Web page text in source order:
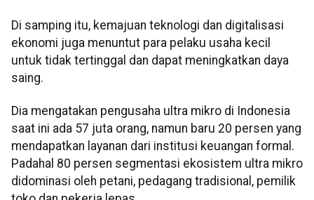
Di samping itu, kemajuan teknologi dan digitalisasi
ekonomi juga menuntut para pelaku usaha kecil
untuk tidak tertinggal dan dapat meningkatkan daya
saing.
Dia mengatakan pengusaha ultra mikro di Indonesia
saat ini ada 57 juta orang, namun baru 20 persen yang
mendapatkan layanan dari institusi keuangan formal.
Padahal 80 persen segmentasi ekosistem ultra mikro
didominasi oleh petani, pedagang tradisional, pemilik